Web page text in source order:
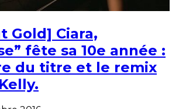
Gold] Ciara,
fête sa 10e année :
du titre et le remix